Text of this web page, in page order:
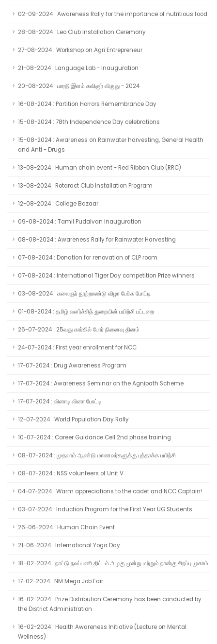
02-09-2024 : Awareness Rally for the importance of nutritious food
28-08-2024 : Leo Club Installation Ceremony
27-08-2024 : Workshop on Agri Entrepreneur
21-08-2024 : Language Lab - Inauguration
20-08-2024 : பாரதி இளம் கவிஞர் விருது - 2024
16-08-2024 : Partition Horrors Remembrance Day
15-08-2024 : 78th Independence Day celebrations
15-08-2024 : Awareness on Rainwater harvesting, General Health
and Anti - Drugs
13-08-2024 : Human chain event - Red Ribbon Club (RRC)
13-08-2024 : Rotaract Club Installation Program
12-08-2024 : College Bazaar
09-08-2024 : Tamil Pudalvan Inauguration
08-08-2024 : Awareness Rally for Rainwater Harvesting
07-08-2024 : Donation for renovation of CLP room
07-08-2024 : International Tiger Day competition Prize winners
03-08-2024 : கலைஞர் நூற்றாண்டு விழா பேச்சு போட்டி
01-08-2024 : தமிழ் வளர்ச்சித் துறையின் பயிற்சி பட்டறை
26-07-2024 : 25வது கார்கில் போர் நினைவு தினம்
24-07-2024 : First year enrollment for NCC
17-07-2024 : Drug Awareness Program
17-07-2024 : Awareness Seminar on the Agnipath Scheme
17-07-2024 : வினாடி வினா போட்டி
12-07-2024 : World Population Day Rally
10-07-2024 : Career Guidance Cell 2nd phase training
08-07-2024 : முதலாம் ஆண்டு மாணவர்களுக்கு புத்தாக்க பயிற்சி
08-07-2024 : NSS volunteers of Unit V
04-07-2024 : Warm appreciations to the cadet and NCC Captain!
03-07-2024 : Induction Program for the First Year UG Students
26-06-2024 : Human Chain Event
21-06-2024 : International Yoga Day
18-02-2024 : நாட்டு நலப்பணி திட்டம் அழகு மூன்று மற்றும் நான்கு சிறப்பு முகாம்
17-02-2024 : NM Mega Job Fair
16-02-2024 : Prize Distribution Ceremony has been conducted by
the District Administration
16-02-2024 : Health Awareness Initiative (Lecture on Mental
Wellness)